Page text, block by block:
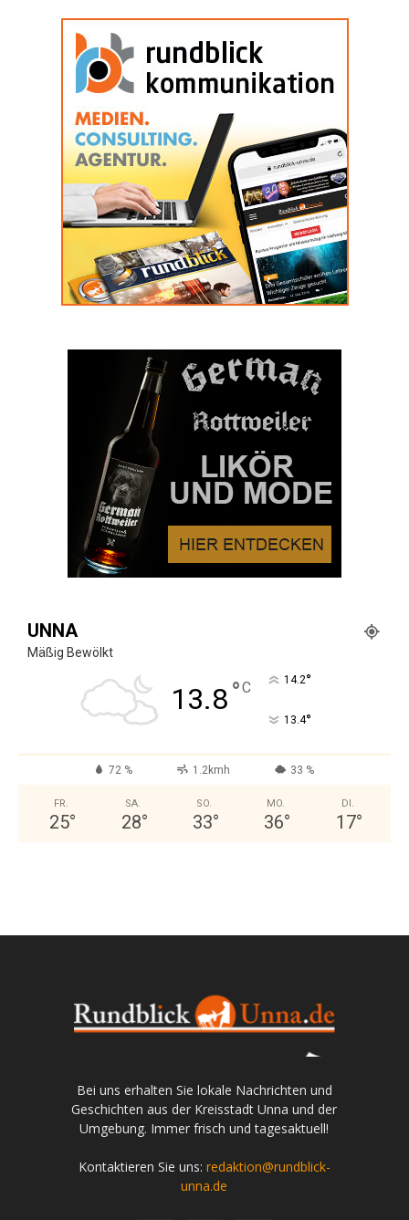
UNNA
Mäßig Bewölkt
13.8°C 14.2°
13.4°
72 % 1.2kmh 33 %
FR.
25°
SA.
28°
SO.
33°
MO.
36°
DI.
17°
Bei uns erhalten Sie lokale Nachrichten und
Geschichten aus der Kreisstadt Unna und der
Umgebung. Immer frisch und tagesaktuell!
Kontaktieren Sie uns: redaktion@rundblick-
unna.de